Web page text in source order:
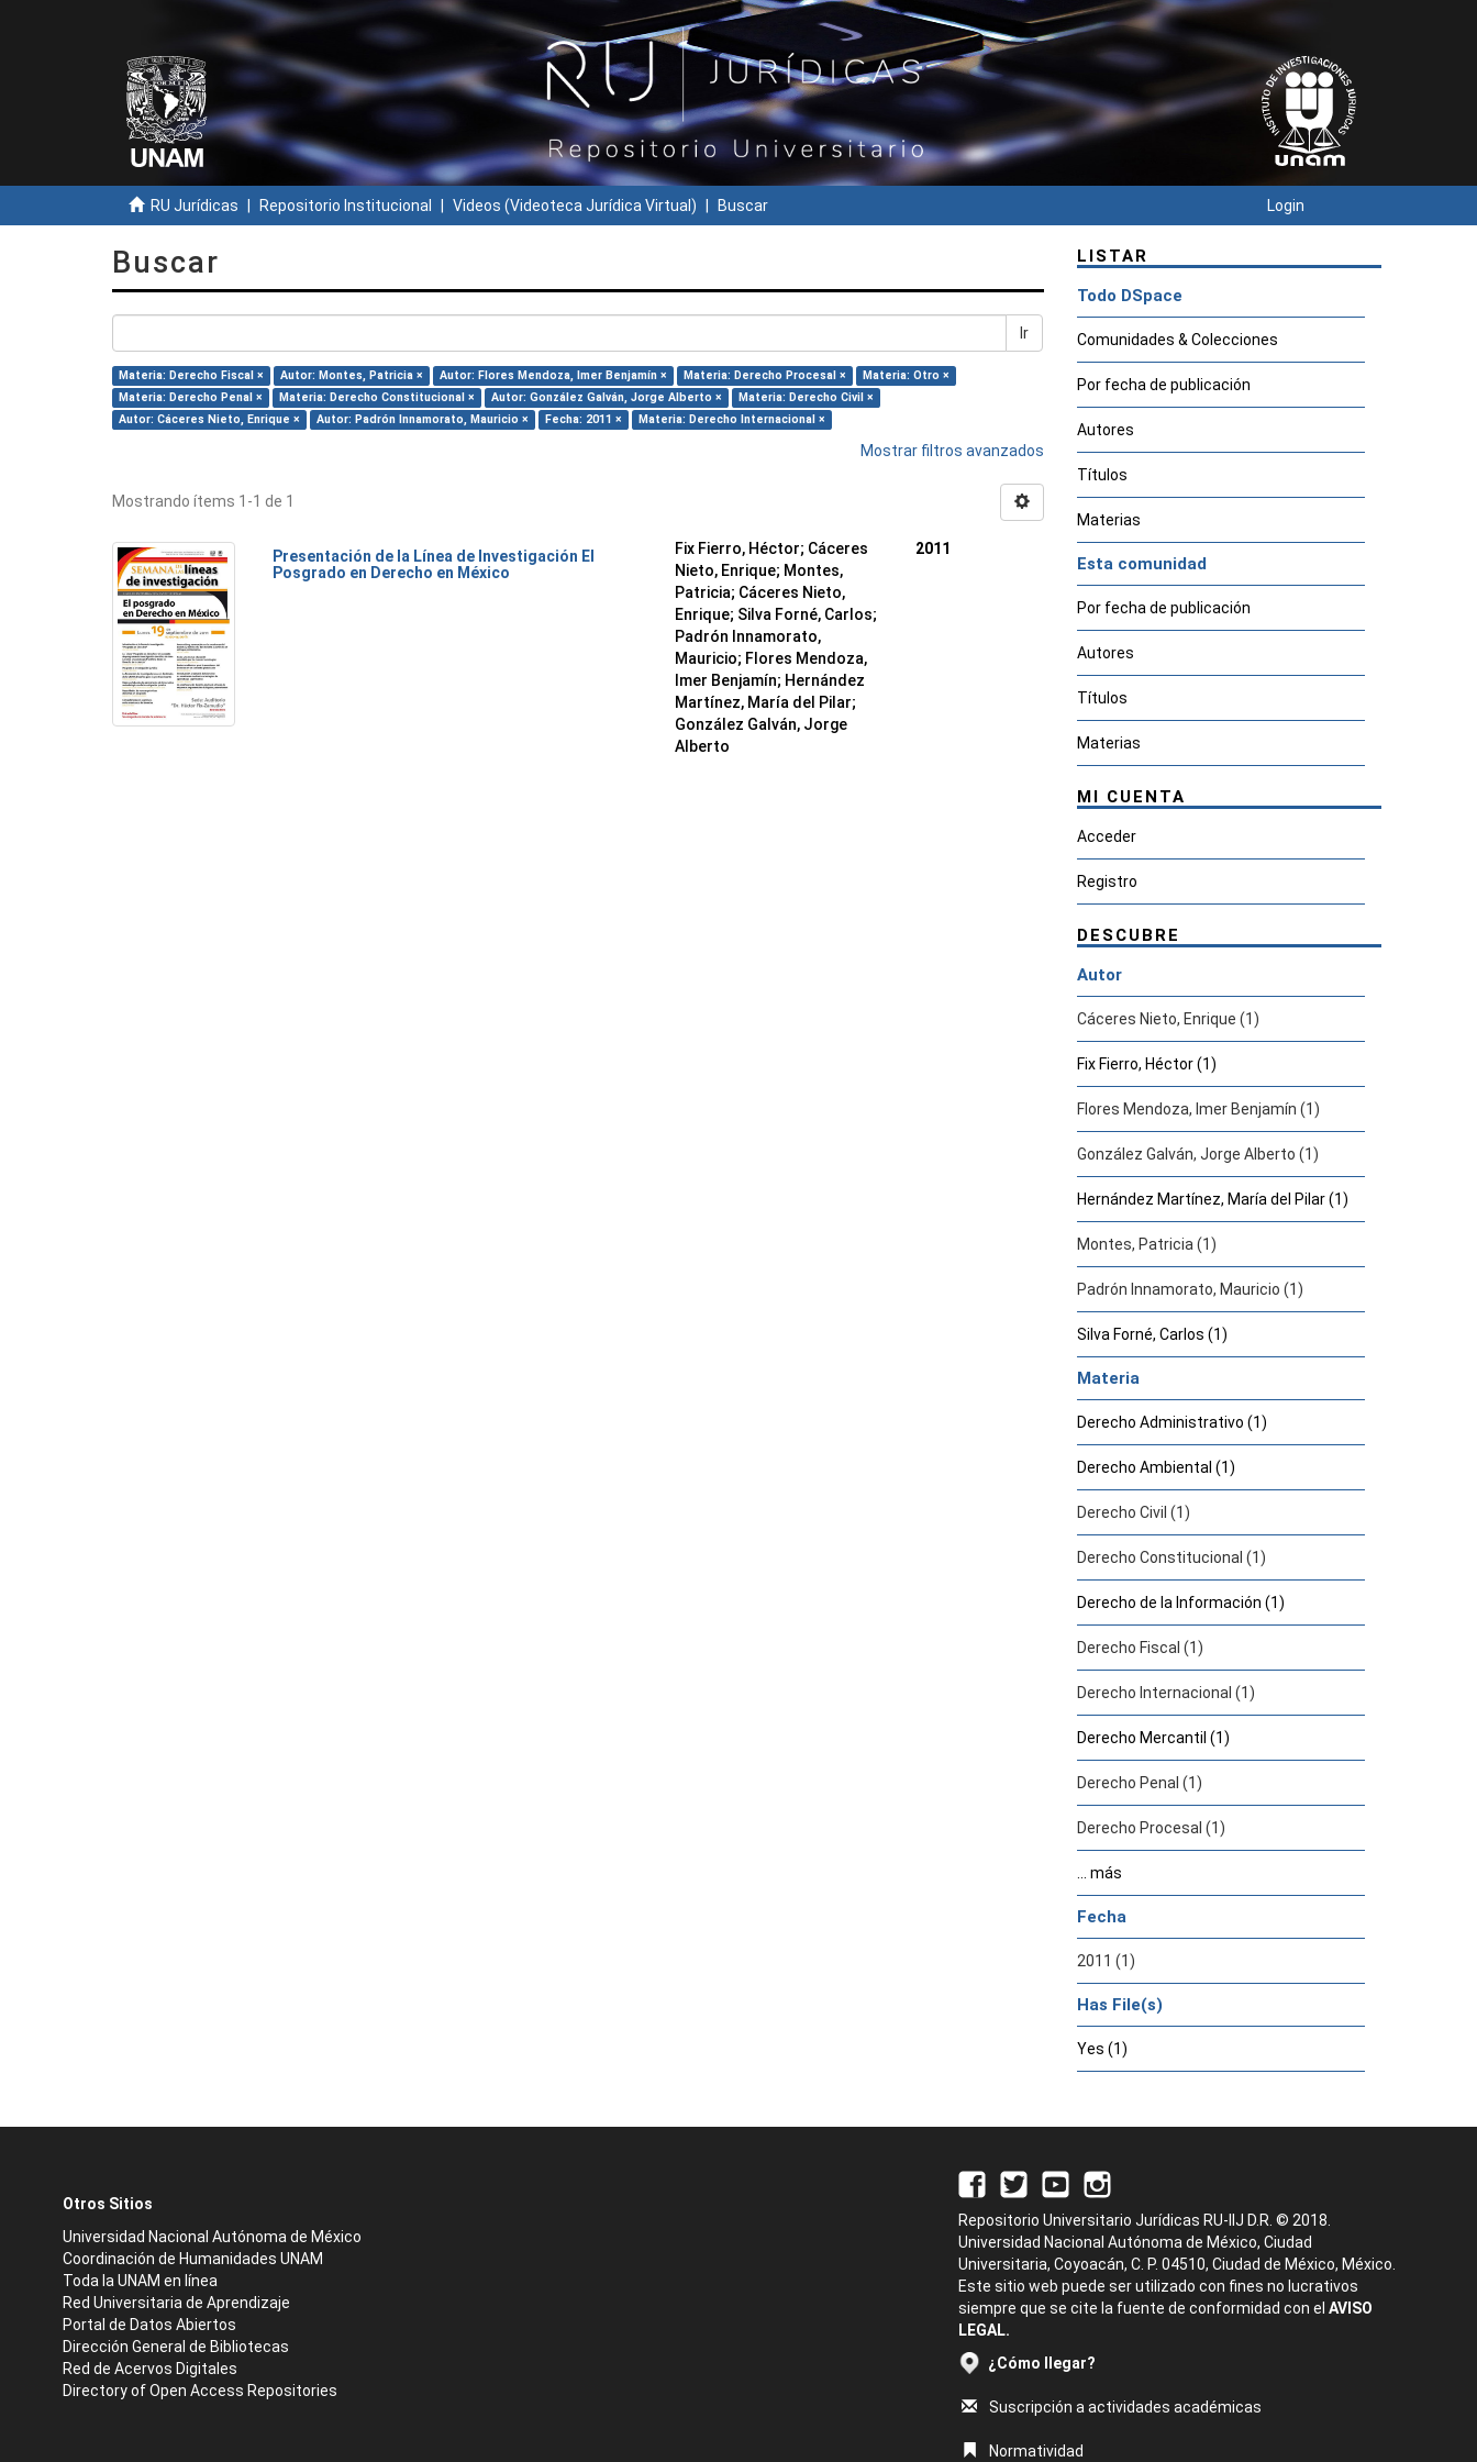
RU Jurídicas Repositorio Institucional Videos (Videoteca Jurídica Virtual) Buscar Login
Buscar
Ir
Materia: Derecho Fiscal × Autor: Montes, Patricia × Autor: Flores Mendoza, Imer Benjamín × Materia: Derecho Procesal ×
Materia: Otro ×
Materia: Derecho Penal ×
Materia: Derecho Constitucional × Autor: González Galván, Jorge Alberto ×
Materia: Derecho Civil ×
Autor: Cáceres Nieto, Enrique ×
Autor: Padrón Innamorato, Mauricio × Fecha: 2011 × Materia: Derecho Internacional ×
Mostrar filtros avanzados
Mostrando ítems 1-1 de 1
Presentación de la Línea de Investigación El
Posgrado en Derecho en México
Fix Fierro, Héctor; Cáceres
Nieto, Enrique; Montes,
Patricia; Cáceres Nieto,
Enrique; Silva Forné, Carlos;
Padrón Innamorato,
Mauricio; Flores Mendoza,
Imer Benjamín; Hernández
Martínez, María del Pilar;
González Galván, Jorge
Alberto
2011
LISTAR
Todo DSpace
Comunidades & Colecciones
Por fecha de publicación
Autores
Títulos
Materias
Esta comunidad
Por fecha de publicación
Autores
Títulos
Materias
MI CUENTA
Acceder
Registro
DESCUBRE
Autor
Cáceres Nieto, Enrique (1)
Fix Fierro, Héctor (1)
Flores Mendoza, Imer Benjamín (1)
González Galván, Jorge Alberto (1)
Hernández Martínez, María del Pilar (1)
Montes, Patricia (1)
Padrón Innamorato, Mauricio (1)
Silva Forné, Carlos (1)
Materia
Derecho Administrativo (1)
Derecho Ambiental (1)
Derecho Civil (1)
Derecho Constitucional (1)
Derecho de la Información (1)
Derecho Fiscal (1)
Derecho Internacional (1)
Derecho Mercantil (1)
Derecho Penal (1)
Derecho Procesal (1)
... más
Fecha
2011 (1)
Has File(s)
Yes (1)
Otros Sitios
Universidad Nacional Autónoma de México
Coordinación de Humanidades UNAM
Toda la UNAM en línea
Red Universitaria de Aprendizaje
Portal de Datos Abiertos
Dirección General de Bibliotecas
Red de Acervos Digitales
Directory of Open Access Repositories
Repositorio Universitario Jurídicas RU-IIJ D.R. © 2018.
Universidad Nacional Autónoma de México, Ciudad
Universitaria, Coyoacán, C. P. 04510, Ciudad de México, México.
Este sitio web puede ser utilizado con fines no lucrativos
siempre que se cite la fuente de conformidad con el AVISO
LEGAL.
¿Cómo llegar?
Suscripción a actividades académicas
Normatividad